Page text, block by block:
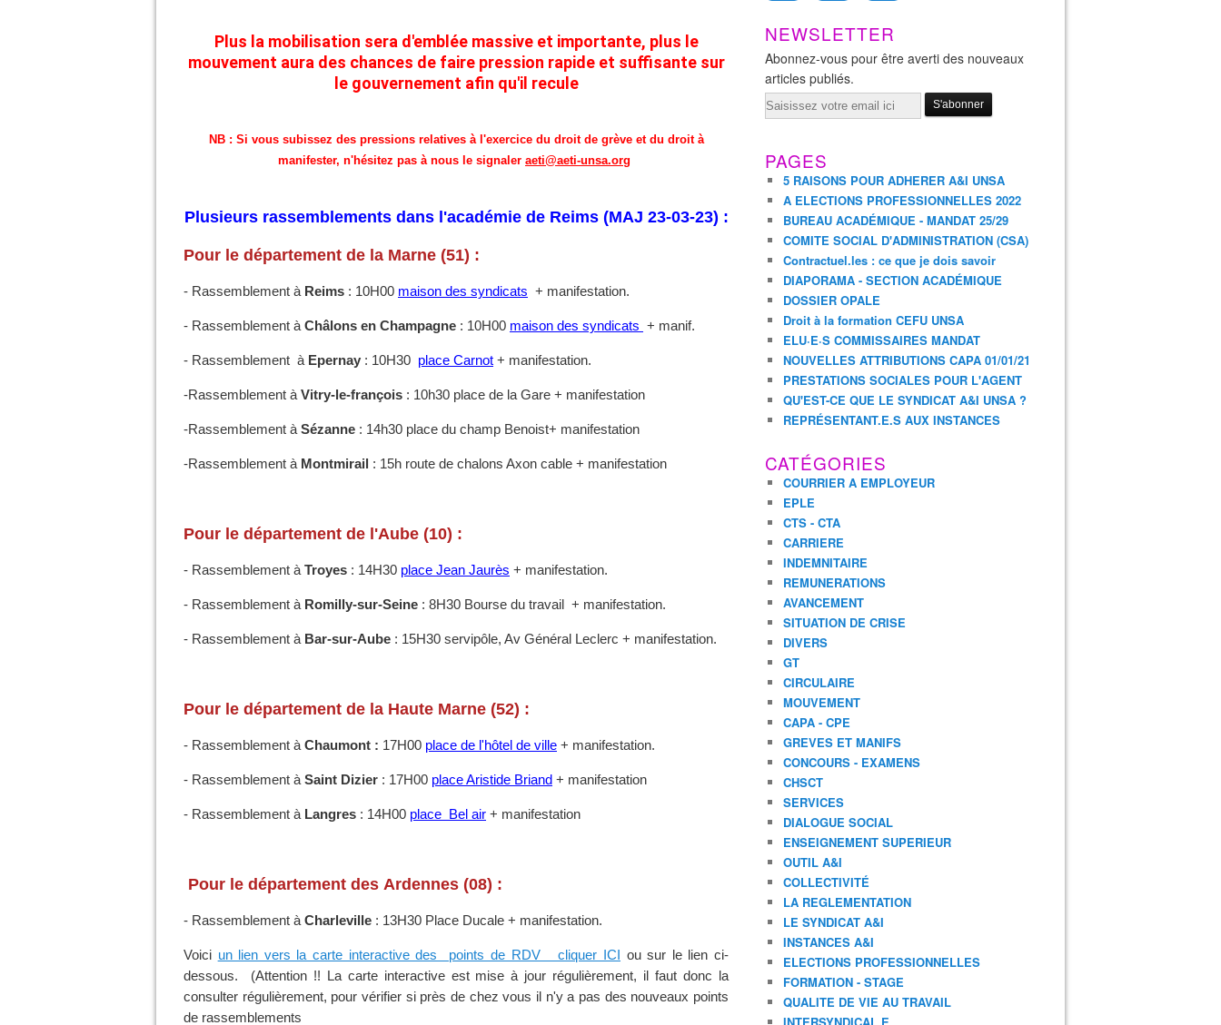
o
u
Plus la mobilisation sera d'emblée massive et importante, plus le
mouvement aura des chances de faire pression rapide et suffisante sur
le gouvernement afin qu'il recule
NB : Si vous subissez des pressions relatives à l'exercice du droit de grève et du droit à
manifester, n'hésitez pas à nous le signaler aeti@aeti-unsa.org
Plusieurs rassemblements dans l'académie de Reims (MAJ 23-03-23) :
Pour le département de la Marne (51) :
- Rassemblement à Reims : 10H00 maison des syndicats + manifestation.
- Rassemblement à Châlons en Champagne : 10H00 maison des syndicats + manif.
- Rassemblement à Epernay : 10H30 place Carnot + manifestation.
-Rassemblement à Vitry-le-françois : 10h30 place de la Gare + manifestation
-Rassemblement à Sézanne : 14h30 place du champ Benoist+ manifestation
-Rassemblement à Montmirail : 15h route de chalons Axon cable + manifestation
Pour le département de l'Aube (10) :
- Rassemblement à Troyes : 14H30 place Jean Jaurès + manifestation.
- Rassemblement à Romilly-sur-Seine : 8H30 Bourse du travail + manifestation.
- Rassemblement à Bar-sur-Aube : 15H30 servipôle, Av Général Leclerc + manifestation.
Pour le département de la Haute Marne (52) :
- Rassemblement à Chaumont : 17H00 place de l'hôtel de ville + manifestation.
- Rassemblement à Saint Dizier : 17H00 place Aristide Briand + manifestation
- Rassemblement à Langres : 14H00 place Bel air + manifestation
Pour le département des Ardennes (08) :
- Rassemblement à Charleville : 13H30 Place Ducale + manifestation.
Voici un lien vers la carte interactive des points de RDV cliquer ICI
ou sur le lien ci-
dessous. (Attention !! La carte interactive est mise à jour régulièrement, il faut donc la
consulter régulièrement, pour vérifier si près de chez vous il n'y a pas des nouveaux points
de rassemblements
NEWSLETTER
Abonnez-vous pour être averti des nouveaux
articles publiés.
Email
PAGES
5 RAISONS POUR ADHERER A&I UNSA
A ELECTIONS PROFESSIONNELLES 2022
BUREAU ACADÉMIQUE - MANDAT 25/29
COMITE SOCIAL D'ADMINISTRATION (CSA)
Contractuel.les : ce que je dois savoir
DIAPORAMA - SECTION ACADÉMIQUE
DOSSIER OPALE
Droit à la formation CEFU UNSA
ELU·E·S COMMISSAIRES MANDAT
NOUVELLES ATTRIBUTIONS CAPA 01/01/21
PRESTATIONS SOCIALES POUR L'AGENT
QU'EST-CE QUE LE SYNDICAT A&I UNSA ?
REPRÉSENTANT.E.S AUX INSTANCES
CATÉGORIES
COURRIER A EMPLOYEUR
EPLE
CTS - CTA
CARRIERE
INDEMNITAIRE
REMUNERATIONS
AVANCEMENT
SITUATION DE CRISE
DIVERS
GT
CIRCULAIRE
MOUVEMENT
CAPA - CPE
GREVES ET MANIFS
CONCOURS - EXAMENS
CHSCT
SERVICES
DIALOGUE SOCIAL
ENSEIGNEMENT SUPERIEUR
OUTIL A&I
COLLECTIVITÉ
LA REGLEMENTATION
LE SYNDICAT A&I
INSTANCES A&I
ELECTIONS PROFESSIONNELLES
FORMATION - STAGE
QUALITE DE VIE AU TRAVAIL